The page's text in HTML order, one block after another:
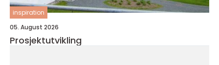
inspiration
05. August 2026
Prosjektutvikling